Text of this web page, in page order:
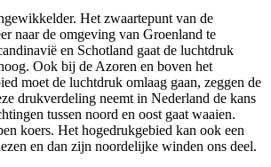
Het zwaartepunt van de
naar de omgeving van Groenland te
en Schotland gaat de luchtdruk
Ook bij de Azoren en boven het
moet de luchtdruk omlaag gaan, zeggen de
drukverdeling neemt in Nederland de kans
tussen noord en oost gaat waaien.
koers. Het hogedrukgebied kan ook een
en dan zijn noordelijke winden ons deel.